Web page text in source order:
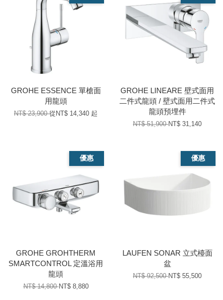
GROHE ESSENCE 單槍面
用龍頭
NT$ 23,900從NT$ 14,340 起
GROHE LINEARE 壁式面用
二件式龍頭 / 壁式面用二件式
龍頭預埋件
NT$ 51,900NT$ 31,140
優惠
GROHE GROHTHERM
SMARTCONTROL 定溫浴用
龍頭
NT$ 14,800NT$ 8,880
優惠
LAUFEN SONAR 立式檯面
盆
NT$ 92,500NT$ 55,500